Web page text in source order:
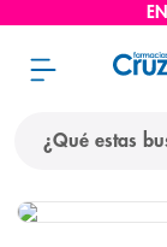
términos